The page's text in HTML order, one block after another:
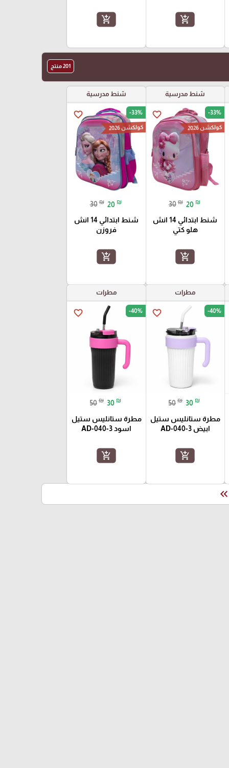
add_shopping_cart
add_shopping_cart
201 منتج
شنط مدرسية
favorite_border -33%
كولكشن 2026
30 ₪ 20 ₪
شنط ابتدائي 14 انش
هلو كتي
add_shopping_cart
شنط مدرسية
favorite_border -33%
كولكشن 2026
30 ₪ 20 ₪
شنط ابتدائي 14 انش
فروزن
add_shopping_cart
مطرات
favorite_border -40%
50 ₪ 30 ₪
مطرة ستانليس ستيل
ابيض AD-040-3
add_shopping_cart
مطرات
favorite_border -40%
50 ₪ 30 ₪
مطرة ستانليس ستيل
اسود AD-040-3
add_shopping_cart
keyboard_double_arrow_left